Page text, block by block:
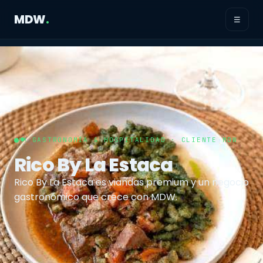
MDW. ☰
🍽️ GASTRONOMÍA & HOSPITALIDAD · CLIENTE MDW
Rico By La Estaca
Rico By La Estaca es viandas premium y un negocio
gastronómico que crece con MDW.